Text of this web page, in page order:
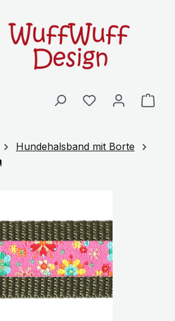
Hundehalsband mit Borte